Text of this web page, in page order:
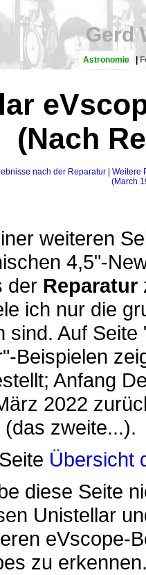
Gerd
Astronomie |
(Nach
nach der Reparatur
Weitere
(March
weiteren
4,5"-
der Reparatur
ich nur die
sind. Auf Seite
Beispielen
Anfang
2022
zweite...).
Übersicht
diese Seite
Unistellar
eVscope-
zu